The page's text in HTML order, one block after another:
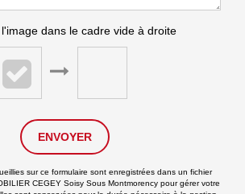
dans le cadre vide à droite
ENVOYER
sur ce formulaire sont enregistrées dans un fichier
CEGEY Soisy Sous Montmorency pour gérer votre